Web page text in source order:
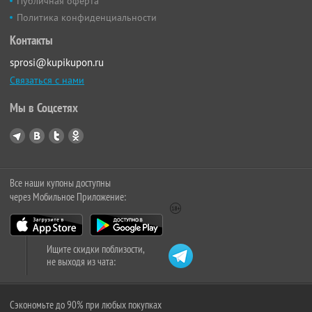
Политика конфиденциальности
Контакты
sprosi@kupikupon.ru
Связаться с нами
Мы в Соцсетях
Все наши купоны доступны
через Мобильное Приложение:
Ищите скидки поблизости,
не выходя из чата:
Сэкономьте до 90% при любых покупках